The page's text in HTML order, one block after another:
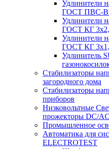
Удлинители
ГОСТ ПВС-
Удлинители
ГОСТ КГ
Удлинители
ГОСТ КГ
Удлинитель
Стабилизаторы
загородного дома
Стабилизаторы
приборов
Низковольтные
прожекторы DC/AC
Промышленное
Автоматика для
ELECTROTEST